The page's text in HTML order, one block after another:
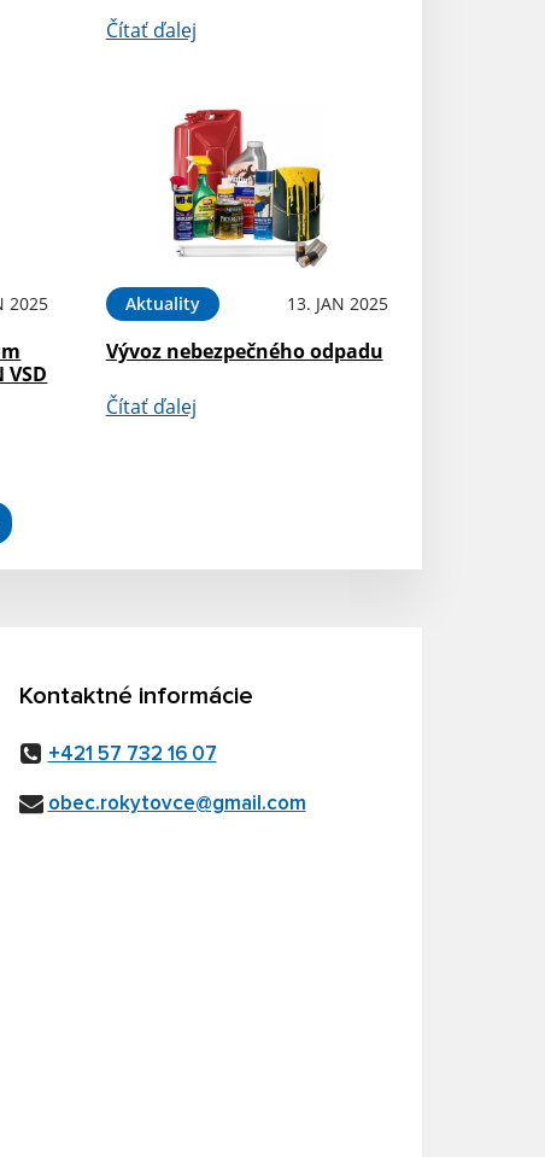
Čítať ďalej
2025 Aktuality 13. JAN 2025
Vývoz nebezpečného odpadu
Čítať ďalej
Kontaktné informácie
+421 57 732 16 07
obec.rokytovce@gmail.com